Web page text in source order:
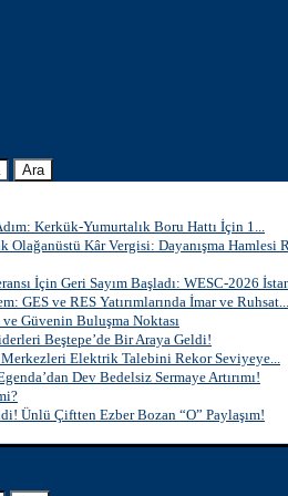
Ara
Kerkük-Yumurtalık Boru Hattı İçin 1...
Olağanüstü Kâr Vergisi: Dayanışma Hamlesi
İçin Geri Sayım Başladı: WESC-2026
GES ve RES Yatırımlarında İmar ve Ruhsat...
Güvenin Buluşma Noktası
Beştepe’de Bir Araya Geldi!
Elektrik Talebini Rekor Seviyeye...
Dev Bedelsiz Sermaye Artırımı!
Ünlü Çiftten Ezber Bozan “O” Paylaşım!